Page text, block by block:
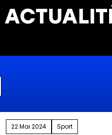
22 Mai 2024 Sport